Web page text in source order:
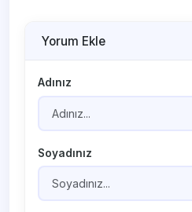
Yorum Ekle
Adınız
Soyadınız